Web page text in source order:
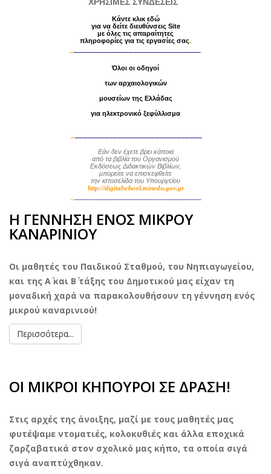
Κάντε κλικ εδώ
για να δείτε διευθύνσεις Site
με όλες τις απαραίτητες
πληροφορίες για τις εργασίες σας.
Όλοι οι οδηγοί
των αρχαιολογικών
μουσείων της Ελλάδας
για ηλεκτρονικό ξεφύλλισμα
Εάν δεν έχετε βρει κάποια
από τα βιβλίατου Οργανισμού
Εκδόσεως Διδακτικών Βιβλίων,
μπορείτε να επισκεφθείτε
την ιστοσελίδα του Υπουργείου
http://digitalschool.minedu.gov.gr
Η ΓΕΝΝΗΣΗ ΕΝΟΣ ΜΙΚΡΟΥ
ΚΑΝΑΡΙΝΙΟΥ
Οι μαθητές του Παιδικού Σταθμού, του Νηπιαγωγείου,
και της Α΄ και Β΄ τάξης του Δημοτικού μας είχαν τη
μοναδική χαρά να παρακολουθήσουν τη γέννηση ενός
μικρού καναρινιού!
Περισσότερα...
ΟΙ ΜΙΚΡΟΙ ΚΗΠΟΥΡΟΙ ΣΕ ΔΡΑΣΗ!
Στις αρχές της άνοιξης, μαζί με τους μαθητές μας
φυτέψαμε ντοματιές, κολοκυθιές και άλλα εποχικά
ζαρζαβατικά στον σχολικό μας κήπο, τα οποία σιγά
σιγά αναπτύχθηκαν.